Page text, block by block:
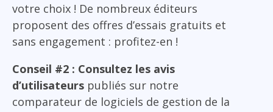
votre choix ! De nombreux éditeurs
proposent des offres d’essais gratuits et
sans engagement : profitez-en !
Conseil #2 : Consultez les avis
d’utilisateurs publiés sur notre
comparateur de logiciels de gestion de la